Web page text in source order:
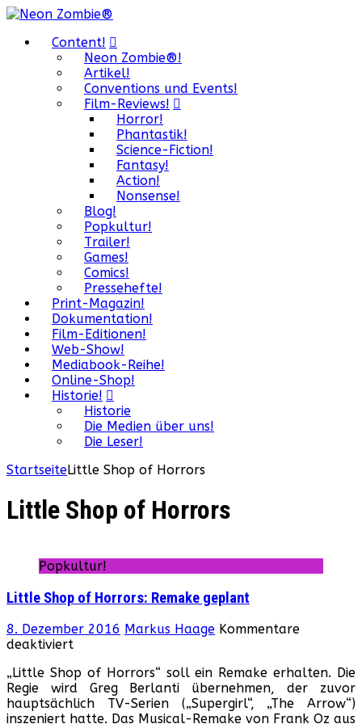
Content!
Neon Zombie®!
Artikel!
Conventions und Events!
Film-Reviews!
Horror!
Phantastik!
Science-Fiction!
Fantasy!
Action!
Nonsense!
Blog!
Popkultur!
Trailer!
Games!
Comics!
Pressehefte!
Print-Magazin!
Dokumentation!
Film-Editionen!
Web-Show!
Mediabook-Reihe!
Online-Shop!
Historie!
Historie
Die Medien über uns!
Die Leser!
StartseiteLittle Shop of Horrors
Little Shop of Horrors
Popkultur!
Little Shop of Horrors: Remake geplant
8. Dezember 2016 Markus Haage Kommentare
deaktiviertfür
Shop
of
Horrors:
Remake
„Little Shop of Horrors“ soll ein Remake erhalten. Die
Regie wird Greg Berlanti übernehmen, der zuvor
hauptsächlich TV-Serien („Supergirl“, „The Arrow“)
inszeniert hatte. Das Musical-Remake von Frank Oz aus